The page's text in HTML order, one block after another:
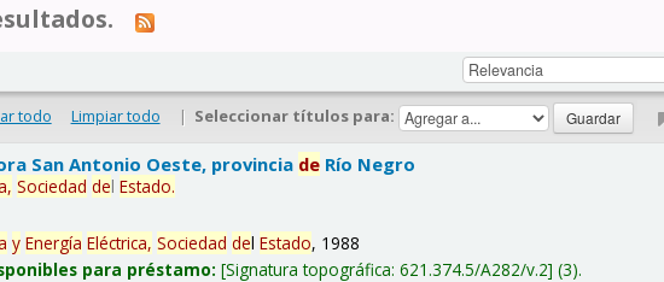
todo Limpiar todo | Seleccionar títulos para:
San Antonio Oeste, provincia de Río Negro
Sociedad delEstado.
y Energía Eléctrica, Sociedad delEstado, 1988
para préstamo: Signatura topográfica:621.374.5/A282/v.2 (3).